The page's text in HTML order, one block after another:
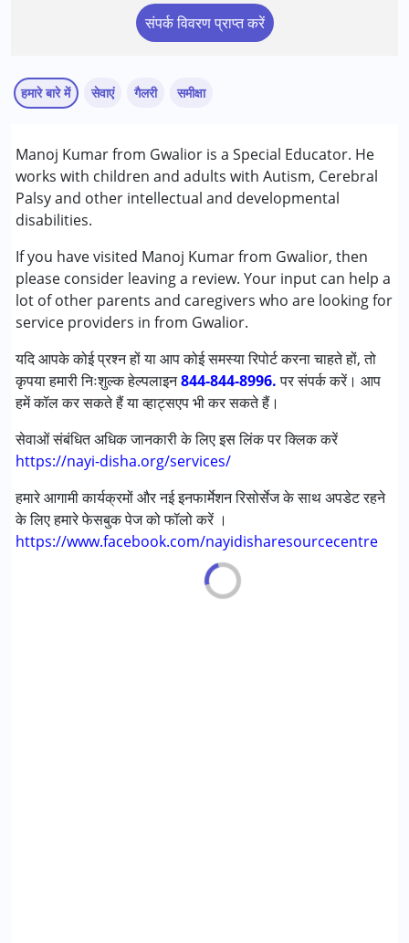
संपर्क विवरण प्राप्त करें
हमारे बारे में
Manoj Kumar from Gwalior is a Special Educator. He
works with children and adults with Autism, Cerebral
Palsy and other intellectual and developmental
disabilities.
If you have visited Manoj Kumar from Gwalior, then
please consider leaving a review. Your input can help a
lot of other parents and caregivers who are looking for
service providers in from Gwalior.
यदि आपके कोई प्रश्न हों या आप कोई समस्या रिपोर्ट करना चाहते हों, तो
कृपया हमारी निःशुल्क हेल्पलाइन844-844-8996.पर संपर्क करें। आप
हमें कॉल कर सकते हैं या व्हाट्सएप भी कर सकते हैं।
सेवाओं संबंधित अधिक जानकारी के लिए इस लिंक पर क्लिक करें
https://nayi-disha.org/services/
हमारे आगामी कार्यक्रमों और नई इनफार्मेशन रिसोर्सेज के साथ अपडेट रहने
के लिए हमारे फेसबुक पेज को फॉलो करें ।
https://www.facebook.com/nayidisharesourcecentre
सेवाएं
स्पेशल एजुकेशन
निम्नलिखित विकलांगता संबंधित सेवाएं उपलब्ध :
अटेंशन डेफिसिट (हाइपरएक्टिविटी) डिसऑर्डर (एडीडी/एडीएचडी)
ऑटिज्म स्पेक्ट्रम डिसऑर्डर (ए एस डी )
सेरब्रल पाल्सी (सी पी )
ग्लोबल डेवलपमेंटल डिले (एर्लियर टर्म वाज़ एमआर)
लर्निंग डिसेबिलिटीज़ (एलडी)
आयु वर्ग :0 - 5 years ,6 - 12 years ,13 - 17 years ,above 18
years
गैलरी समीक्षा